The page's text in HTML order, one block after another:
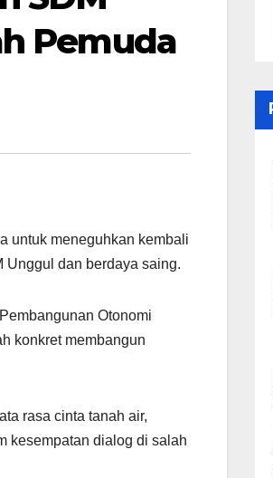
Pemuda
untuk meneguhkan kembali
Unggul dan berdaya saing.
Otonomi
konkret membangun
rasa cinta tanah air,
kesempatan dialog di salah